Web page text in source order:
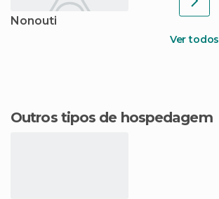
Nonouti
Ver todos
Outros tipos de hospedagem